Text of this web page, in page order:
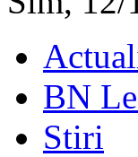
BN
Stiri